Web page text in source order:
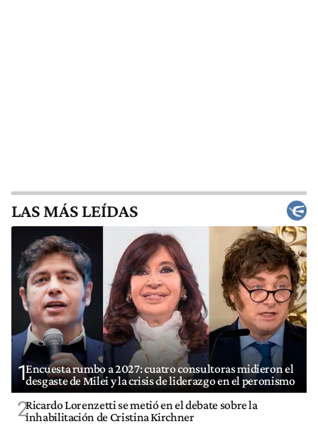
LAS MÁS LEÍDAS
1Encuesta rumbo a 2027: cuatro consultoras midieron el
desgaste de Milei y la crisis de liderazgo en el peronismo
2Ricardo Lorenzetti se metió en el debate sobre la
inhabilitación de Cristina Kirchner